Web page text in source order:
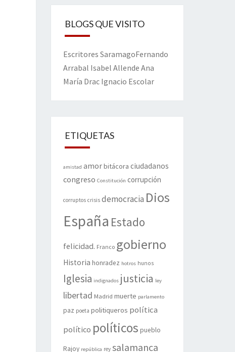
BLOGS QUE VISITO
Escritores SaramagoFernando
Arrabal Isabel Allende Ana
María Drac Ignacio Escolar
ETIQUETAS
amistad amorbitácora ciudadanos
congreso Constitución corrupción
corruptos crisis democracia Dios
España Estado
felicidad. Franco gobierno
Historia honradez hotros hunos
Iglesia indignados justicia ley
libertad Madrid muerte parlamento
paz poeta politiqueros política
político políticos pueblo
Rajoy república rey salamanca